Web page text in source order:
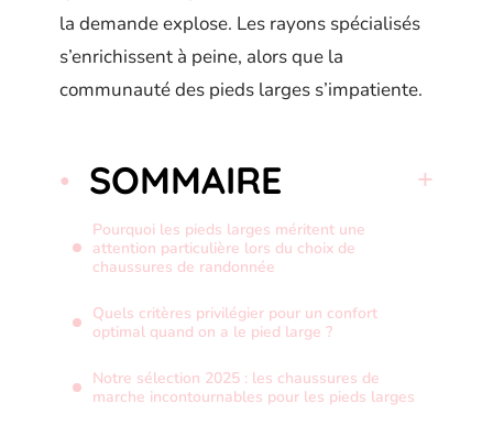
la demande explose. Les rayons spécialisés
s’enrichissent à peine, alors que la
communauté des pieds larges s’impatiente.
SOMMAIRE
Pourquoi les pieds larges méritent une
attention particulière lors du choix de
chaussures de randonnée
Quels critères privilégier pour un confort
optimal quand on a le pied large ?
Notre sélection 2025 : les chaussures de
marche incontournables pour les pieds larges